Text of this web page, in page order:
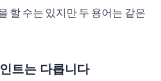
할 수는 있지만 두 용어는 같은
트는 다릅니다